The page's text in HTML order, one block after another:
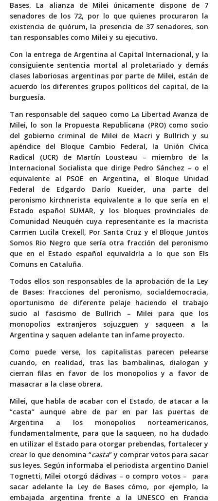
Bases. La alianza de Milei únicamente dispone de 7
senadores de los 72, por lo que quienes procuraron la
existencia de quórum, la presencia de 37 senadores, son
tan responsables como Milei y su ejecutivo.
Con la entrega de Argentina al Capital Internacional, y la
consiguiente sentencia mortal al proletariado y demás
clases laboriosas argentinas por parte de Milei, están de
acuerdo los diferentes grupos políticos del capital, de la
burguesía.
Tan responsable del saqueo como La Libertad Avanza de
Milei, lo son la Propuesta Republicana (PRO) como socio
del gobierno criminal de Milei de Macri y Bullrich y su
apéndice del Bloque Cambio Federal, la Unión Cívica
Radical (UCR) de Martín Lousteau – miembro de la
Internacional Socialista que dirige Pedro Sánchez – o el
equivalente al PSOE en Argentina, el Bloque Unidad
Federal de Edgardo Darío Kueider, una parte del
peronismo kirchnerista equivalente a lo que sería en el
Estado español SUMAR, y los bloques provinciales de
Comunidad Neuquén cuya representante es la macrista
Carmen Lucila Crexell, Por Santa Cruz y el Bloque Juntos
Somos Rio Negro que sería otra fracción del peronismo
que en el Estado español equivaldría a lo que son Els
Comuns en Cataluña.
Todos ellos son responsables de la aprobación de la Ley
de Bases: Fracciones del peronismo, socialdemocracia,
oportunismo de diferente pelaje haciendo el trabajo
sucio al fascismo de Bullrich – Milei para que los
monopolios extranjeros sojuzguen y saqueen a la
Argentina y saquen adelante tan infame proyecto.
Como puede verse, los capitalistas parecen pelearse
cuando, en realidad, tras las bambalinas, dialogan y
cierran filas en favor de los monopolios y a favor de
masacrar a la clase obrera.
Milei, que habla de acabar con el Estado, de atacar a la
“casta” aunque abre de par en par las puertas de
Argentina a los monopolios norteamericanos,
fundamentalmente, para que la saqueen, no ha dudado
en utilizar el Estado para otorgar prebendas, fortalecer y
crear lo que denomina “casta” y comprar votos para sacar
sus leyes. Según informaba el periodista argentino Daniel
Tognetti, Milei otorgó dádivas – o compro votos – para
sacar adelante la Ley de Bases cómo, por ejemplo, la
embajada argentina frente a la UNESCO en Francia